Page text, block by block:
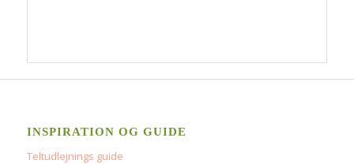
INSPIRATION OG GUIDE
Teltudlejnings guide